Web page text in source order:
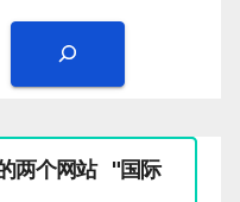
两个网站 "国际